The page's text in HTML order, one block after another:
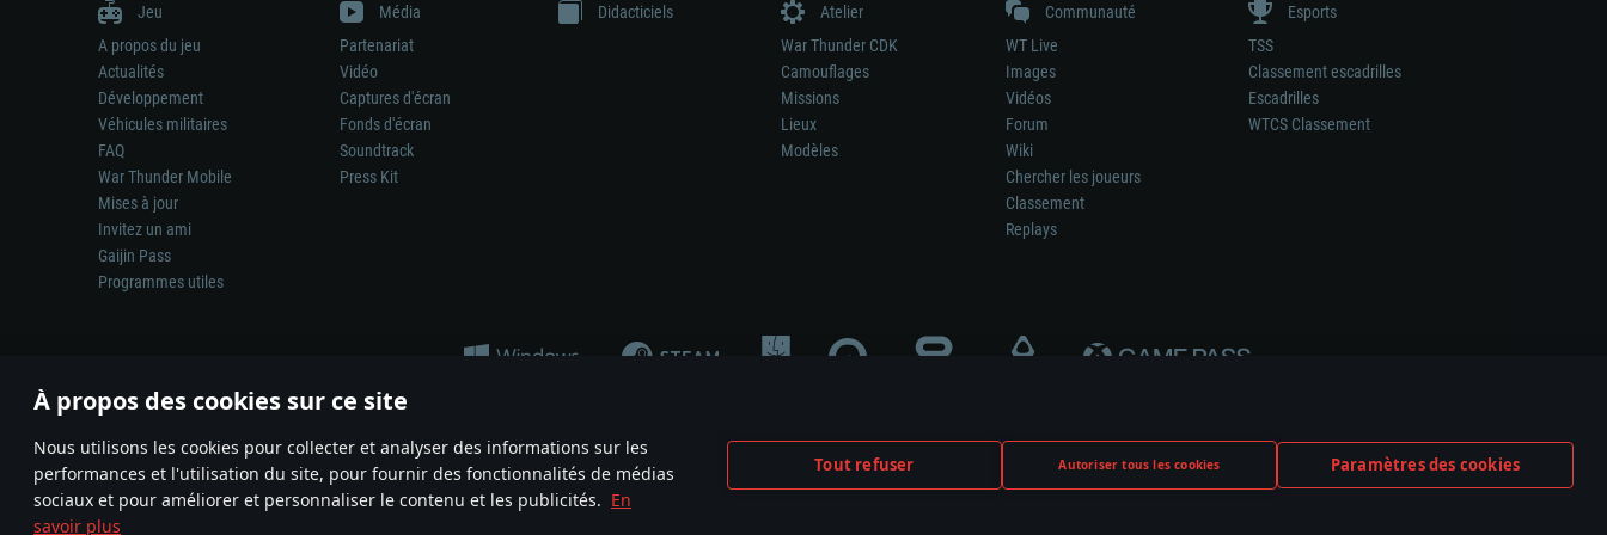
À propos des cookies sur ce site
Nous utilisons les cookies pour collecter et analyser des informations sur les
performances et l'utilisation du site, pour fournir des fonctionnalités de médias
sociaux et pour améliorer et personnaliser le contenu et les publicités. En
savoir plus
Tout refuser Autoriser tous les cookies Paramètres des cookies
Jeu
A propos du jeu
Actualités
Développement
Véhicules militaires
FAQ
War Thunder Mobile
Mises à jour
Invitez un ami
Gaijin Pass
Programmes utiles
Média
Partenariat
Vidéo
Captures d'écran
Fonds d'écran
Soundtrack
Press Kit
Didacticiels
Atelier
War Thunder CDK
Camouflages
Missions
Lieux
Modèles
Communauté
WT Live
Images
Vidéos
Forum
Wiki
Chercher les joueurs
Classement
Replays
Esports
TSS
Classement escadrilles
Escadrilles
WTCS Classement
La représentation d’une arme ou d’un véhicule réel dans ce jeu ne signifie pas la participation au développement du jeu, le sponsoring ou à l’approbation de tout fabricant d’armes ou de véhicule.
© 2011—2026 Gaijin Games Kft. All trademarks, logos and brand names are the property of their respective owners.
Termes et conditions